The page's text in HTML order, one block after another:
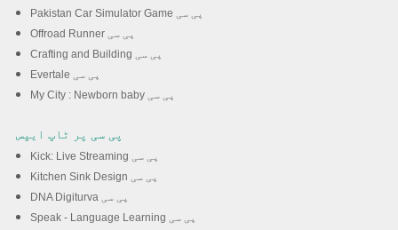
Pakistan Car Simulator Game پی سی
Offroad Runner پی سی
Crafting and Building پی سی
Evertale پی سی
My City : Newborn baby پی سی
پی سی پر ٹاپ ایپس
Kick: Live Streaming پی سی
Kitchen Sink Design پی سی
DNA Digiturva پی سی
Speak - Language Learning پی سی